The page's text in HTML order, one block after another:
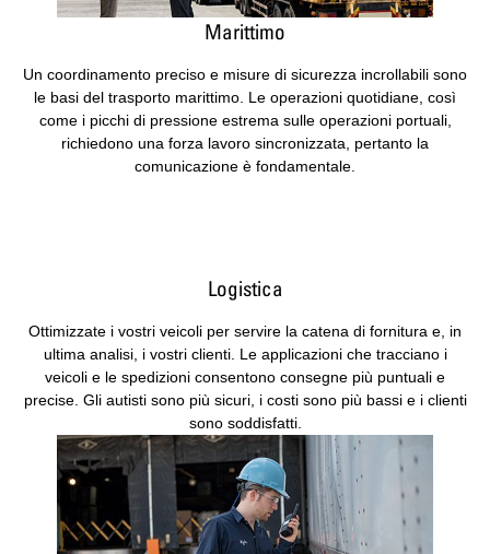
Marittimo
Un coordinamento preciso e misure di sicurezza incrollabili sono
le basi del trasporto marittimo. Le operazioni quotidiane, così
come i picchi di pressione estrema sulle operazioni portuali,
richiedono una forza lavoro sincronizzata, pertanto la
comunicazione è fondamentale.
Logistica
Ottimizzate i vostri veicoli per servire la catena di fornitura e, in
ultima analisi, i vostri clienti. Le applicazioni che tracciano i
veicoli e le spedizioni consentono consegne più puntuali e
precise. Gli autisti sono più sicuri, i costi sono più bassi e i clienti
sono soddisfatti.